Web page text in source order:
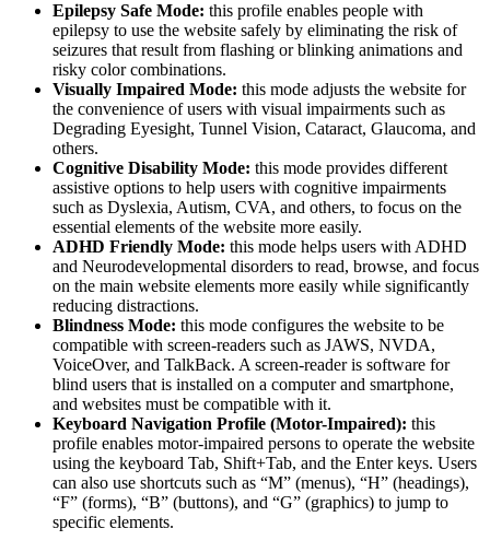
Epilepsy Safe Mode: this profile enables people with
epilepsy to use the website safely by eliminating the risk of
seizures that result from flashing or blinking animations and
risky color combinations.
Visually Impaired Mode: this mode adjusts the website for
the convenience of users with visual impairments such as
Degrading Eyesight, Tunnel Vision, Cataract, Glaucoma, and
others.
Cognitive Disability Mode: this mode provides different
assistive options to help users with cognitive impairments
such as Dyslexia, Autism, CVA, and others, to focus on the
essential elements of the website more easily.
ADHD Friendly Mode: this mode helps users with ADHD
and Neurodevelopmental disorders to read, browse, and focus
on the main website elements more easily while significantly
reducing distractions.
Blindness Mode: this mode configures the website to be
compatible with screen-readers such as JAWS, NVDA,
VoiceOver, and TalkBack. A screen-reader is software for
blind users that is installed on a computer and smartphone,
and websites must be compatible with it.
Keyboard Navigation Profile (Motor-Impaired): this
profile enables motor-impaired persons to operate the website
using the keyboard Tab, Shift+Tab, and the Enter keys. Users
can also use shortcuts such as “M” (menus), “H” (headings),
“F” (forms), “B” (buttons), and “G” (graphics) to jump to
specific elements.